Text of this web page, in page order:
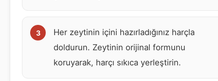
Her zeytinin içini hazırladığınız harçla
doldurun. Zeytinin orijinal formunu
koruyarak, harçı sıkıca yerleştirin.